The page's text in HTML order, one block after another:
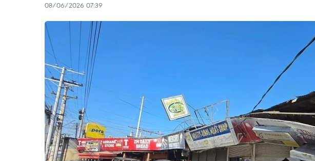
08/06/2026 07:39